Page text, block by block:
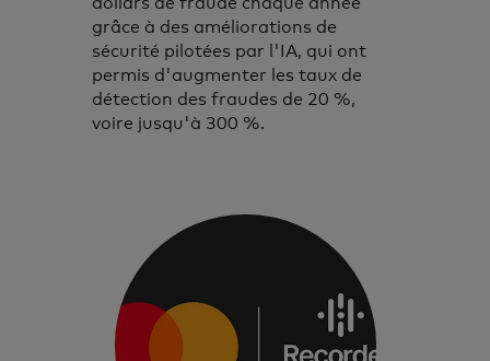
dollars de fraude chaque année
grâce à des améliorations de
sécurité pilotées par l'IA, qui ont
permis d'augmenter les taux de
détection des fraudes de 20 %,
voire jusqu'à 300 %.